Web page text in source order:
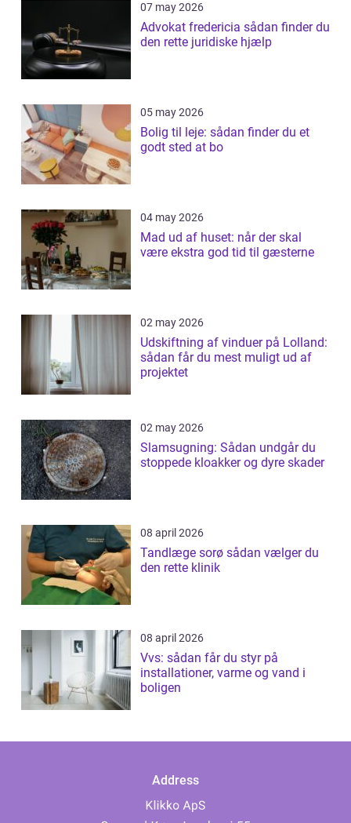
07 may 2026
Advokat fredericia sådan finder du
den rette juridiske hjælp
05 may 2026
Bolig til leje: sådan finder du et
godt sted at bo
04 may 2026
Mad ud af huset: når der skal
være ekstra god tid til gæsterne
02 may 2026
Udskiftning af vinduer på Lolland:
sådan får du mest muligt ud af
projektet
02 may 2026
Slamsugning: Sådan undgår du
stoppede kloakker og dyre skader
08 april 2026
Tandlæge sorø sådan vælger du
den rette klinik
08 april 2026
Vvs: sådan får du styr på
installationer, varme og vand i
boligen
Address